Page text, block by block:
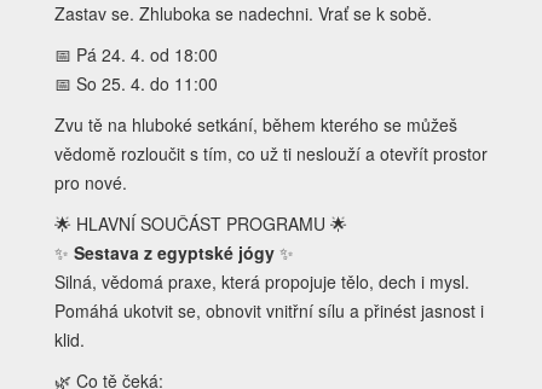
Zastav se. Zhluboka se nadechni. Vrať se k sobě.
📅 Pá 24. 4. od 18:00
📅 So 25. 4. do 11:00
Zvu tě na hluboké setkání, během kterého se můžeš
vědomě rozloučit s tím, co už ti neslouží a otevřít prostor
pro nové.
🌟 HLAVNÍ SOUČÁST PROGRAMU 🌟
✨ Sestava z egyptské jógy ✨
Silná, vědomá praxe, která propojuje tělo, dech i mysl.
Pomáhá ukotvit se, obnovit vnitřní sílu a přinést jasnost i
klid.
🌿 Co tě čeká: